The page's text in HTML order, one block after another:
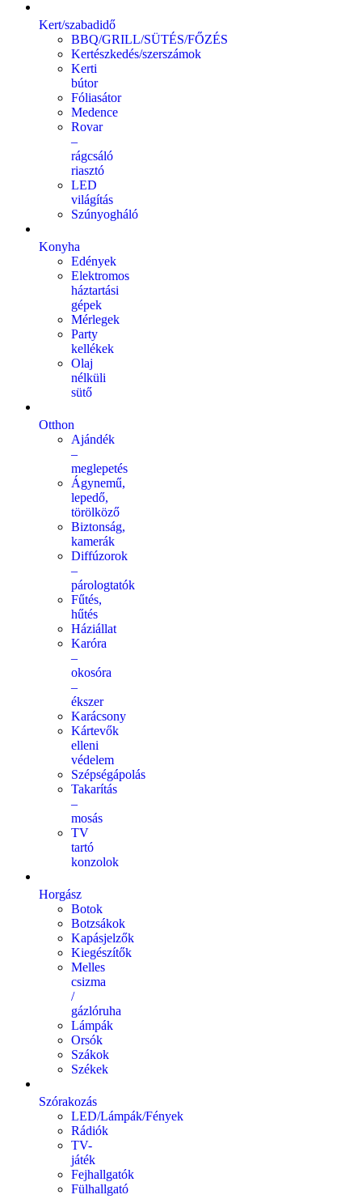
Kert/szabadidő
BBQ/GRILL/SÜTÉS/FŐZÉS
Kertészkedés/szerszámok
Kerti
bútor
Fóliasátor
Medence
Rovar
–
rágcsáló
riasztó
LED
világítás
Szúnyogháló
Konyha
Edények
Elektromos
háztartási
gépek
Mérlegek
Party
kellékek
Olaj
nélküli
sütő
Otthon
Ajándék
–
meglepetés
Ágynemű,
lepedő,
törölköző
Biztonság,
kamerák
Diffúzorok
–
párologtatók
Fűtés,
hűtés
Háziállat
Karóra
–
okosóra
–
ékszer
Karácsony
Kártevők
elleni
védelem
Szépségápolás
Takarítás
–
mosás
TV
tartó
konzolok
Horgász
Botok
Botzsákok
Kapásjelzők
Kiegészítők
Melles
csizma
/
gázlóruha
Lámpák
Orsók
Szákok
Székek
Szórakozás
LED/Lámpák/Fények
Rádiók
TV-
játék
Fejhallgatók
Fülhallgató